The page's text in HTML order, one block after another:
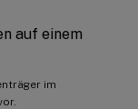
auf einem
im